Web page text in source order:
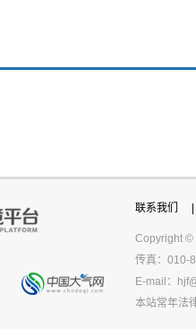
联系我们
Copyright ©
传真：010-
E-mail：
本站常年法